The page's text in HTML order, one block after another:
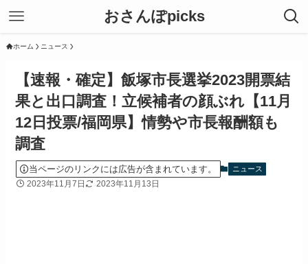
おさんぽpicks
ホーム ニュース
【速報・確定】飯塚市長選挙2023開票結
果と出口調査！立候補者の顔ぶれ【11月
12日投票/福岡県】情勢や市長報酬額も
調査
当ページのリンクには広告が含まれています。 ニュース
2023年11月7日 2023年11月13日